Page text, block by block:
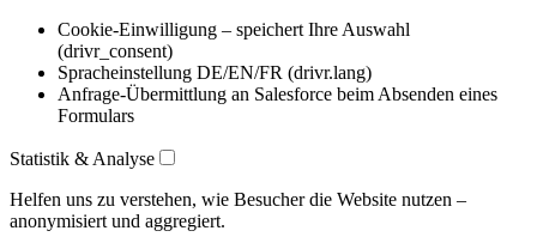
Cookie-Einwilligung – speichert Ihre Auswahl
(drivr_consent)
Spracheinstellung DE/EN/FR (drivr.lang)
Anfrage-Übermittlung an Salesforce beim Absenden eines
Formulars
Statistik & Analyse
Helfen uns zu verstehen, wie Besucher die Website nutzen –
anonymisiert und aggregiert.